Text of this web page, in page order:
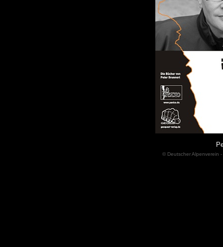
© Deutscher Alpenverein